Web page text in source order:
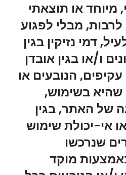
מיוחד או תוצאתי
מבלי לפגוע
דמי נזיקין בגין
ו/או בגין אובדן
עקיפים, הנובעים או
שהיא בשימוש,
של האתר, בגין
אי-יכולת שימוש
שנרכשו
מוקד